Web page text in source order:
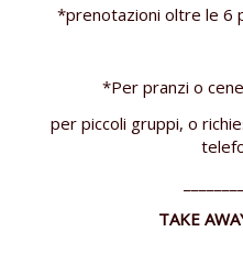
*prenotazioni oltre le 6
*Per pranzi o
per piccoli gruppi, o
TAKE